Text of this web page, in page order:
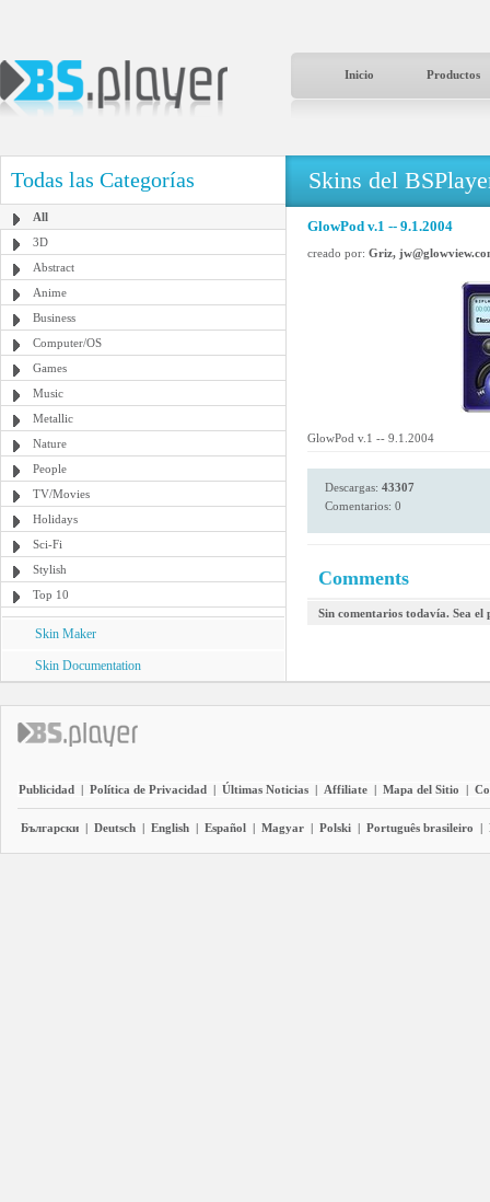
Inicio Productos
Todas las Categorías
All
3D
Abstract
Anime
Business
Computer/OS
Games
Music
Metallic
Nature
People
TV/Movies
Holidays
Sci-Fi
Stylish
Top 10
Skin Maker
Skin Documentation
Skins del
GlowPod v.1 -- 9.1.2004
creado por: Griz,
GlowPod v.1 -- 9.1.2004
Descargas: 43307
Comentarios: 0
Comments
Sin comentarios todavía. Sea
Publicidad | Política de Privacidad | Últimas Noticias | Affiliate | Mapa del Sitio |
Български | Deutsch | English | Español | Magyar | Polski | Português brasileiro |